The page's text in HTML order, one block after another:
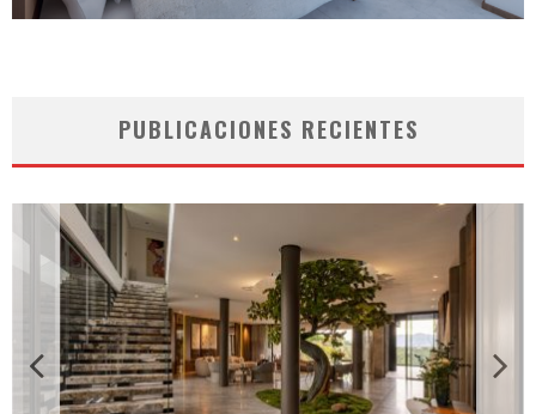
PUBLICACIONES RECIENTES